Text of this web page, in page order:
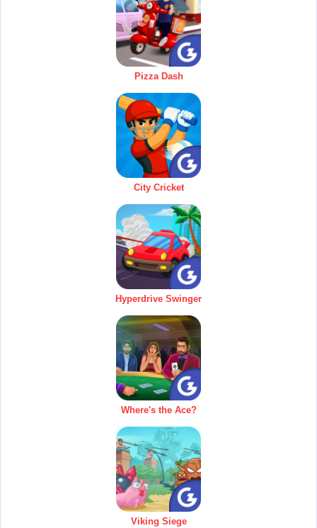
Pizza Dash
City Cricket
Hyperdrive Swinger
Where's the Ace?
Viking Siege